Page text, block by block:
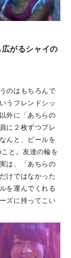
がるシャイの
のはもちろんで
うフレンドシッ
外に「あちらの
に２枚ずつプレ
んと、ビールを
と。友達の輪を
は、「あちらの
けではなかった
を運んでくれる
ズに持ってこい